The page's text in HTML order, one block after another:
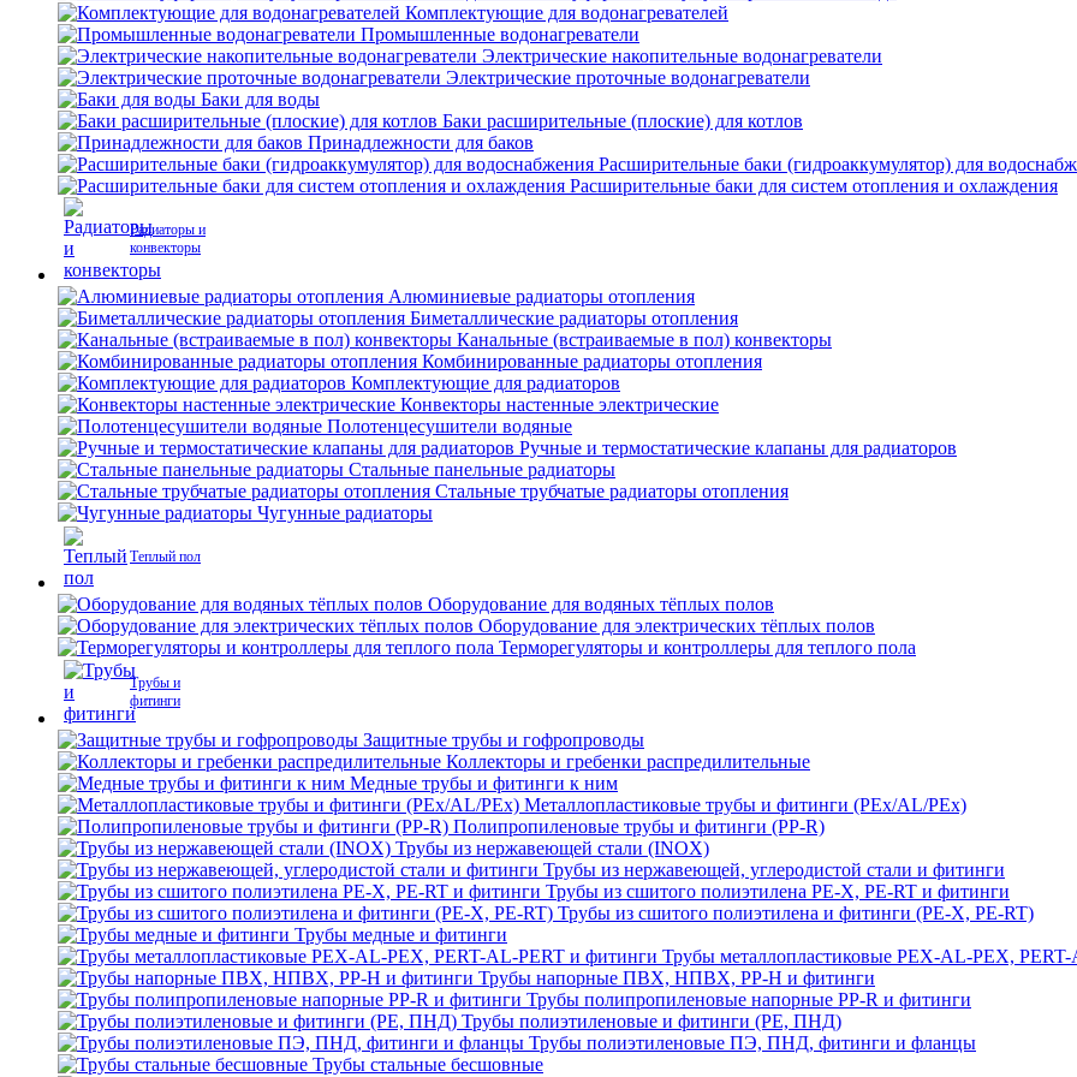
Комплектующие для водонагревателей
Промышленные водонагреватели
Электрические накопительные водонагреватели
Электрические проточные водонагреватели
Баки для воды
Баки расширительные (плоские) для котлов
Принадлежности для баков
Расширительные баки (гидроаккумулятор) для
Расширительные баки для систем отопления и охлаждения
Радиаторы и
конвекторы
Алюминиевые радиаторы отопления
Биметаллические радиаторы отопления
Канальные (встраиваемые в пол) конвекторы
Комбинированные радиаторы отопления
Комплектующие для радиаторов
Конвекторы настенные электрические
Полотенцесушители водяные
Ручные и термостатические клапаны для радиаторов
Стальные панельные радиаторы
Стальные трубчатые радиаторы отопления
Чугунные радиаторы
Теплый пол
Оборудование для водяных тёплых полов
Оборудование для электрических тёплых полов
Терморегуляторы и контроллеры для теплого пола
Трубы и
фитинги
Защитные трубы и гофропроводы
Коллекторы и гребенки распредилительные
Медные трубы и фитинги к ним
Металлопластиковые трубы и фитинги (PEx/AL/PEx)
Полипропиленовые трубы и фитинги (PP-R)
Трубы из нержавеющей стали (INOX)
Трубы из нержавеющей, углеродистой стали и фитинги
Трубы из сшитого полиэтилена PE-X, PE-RT и фитинги
Трубы из сшитого полиэтилена и фитинги (PE-X, PE-RT)
Трубы медные и фитинги
Трубы металлопластиковые PEX-AL-PEX,
Трубы напорные ПВХ, НПВХ, PP-H и фитинги
Трубы полипропиленовые напорные PP-R и фитинги
Трубы полиэтиленовые и фитинги (PE, ПНД)
Трубы полиэтиленовые ПЭ, ПНД, фитинги и фланцы
Трубы стальные бесшовные